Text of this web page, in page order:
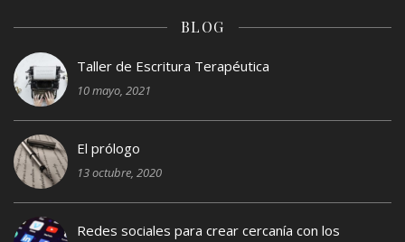
BLOG
Taller de Escritura Terapéutica
10 mayo, 2021
El prólogo
13 octubre, 2020
Redes sociales para crear cercanía con los